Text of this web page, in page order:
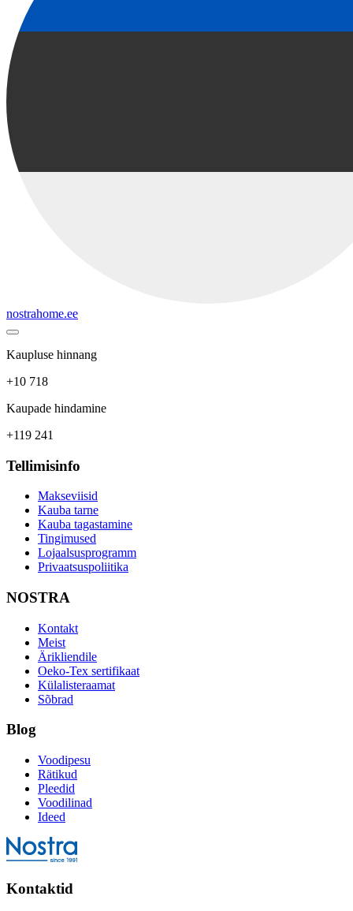
nostrahome.ee
Kaupluse hinnang
+10 718
Kaupade hindamine
+119 241
Tellimisinfo
Makseviisid
Kauba tarne
Kauba tagastamine
Tingimused
Lojaalsusprogramm
Privaatsuspoliitika
NOSTRA
Kontakt
Meist
Ärikliendile
Oeko-Tex sertifikaat
Külalisteraamat
Sõbrad
Blog
Voodipesu
Rätikud
Pleedid
Voodilinad
Ideed
Kontaktid